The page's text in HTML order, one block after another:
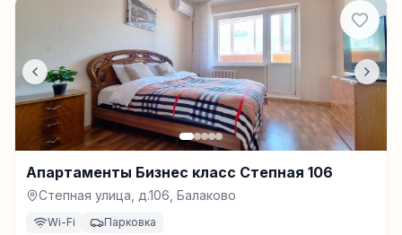
Апартаменты Бизнес класс Степная 106
Степная улица, д.106, Балаково
Wi-Fi Парковка